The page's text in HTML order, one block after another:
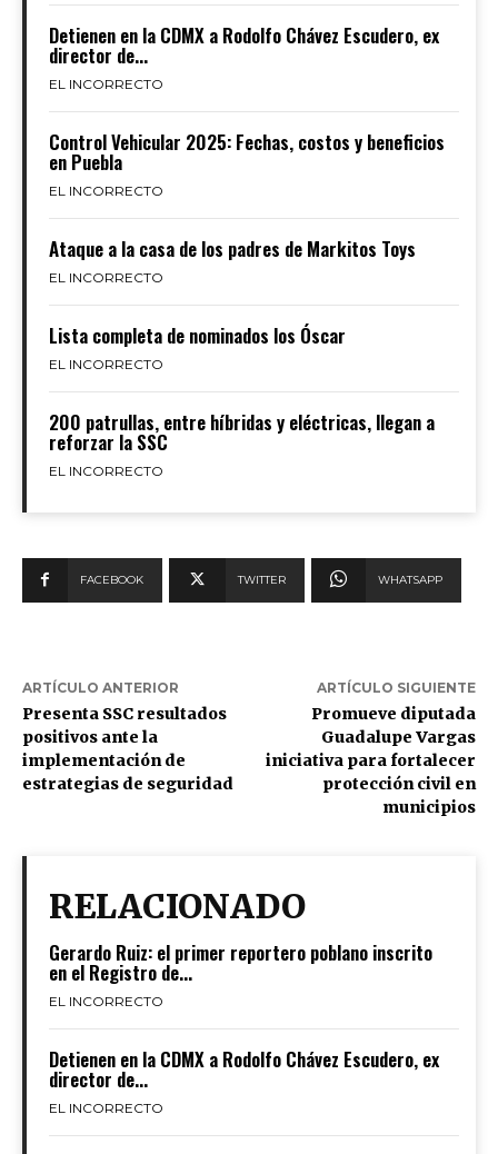
Detienen en la CDMX a Rodolfo Chávez Escudero, ex
director de...
EL INCORRECTO
Control Vehicular 2025: Fechas, costos y beneficios
en Puebla
EL INCORRECTO
Ataque a la casa de los padres de Markitos Toys
EL INCORRECTO
Lista completa de nominados los Óscar
EL INCORRECTO
200 patrullas, entre híbridas y eléctricas, llegan a
reforzar la SSC
EL INCORRECTO
FACEBOOK TWITTER WHATSAPP
ARTÍCULO ANTERIOR
Presenta SSC resultados
positivos ante la
implementación de
estrategias de seguridad
ARTÍCULO SIGUIENTE
Promueve diputada
Guadalupe Vargas
iniciativa para fortalecer
protección civil en
municipios
RELACIONADO
Gerardo Ruiz: el primer reportero poblano inscrito
en el Registro de...
EL INCORRECTO
Detienen en la CDMX a Rodolfo Chávez Escudero, ex
director de...
EL INCORRECTO